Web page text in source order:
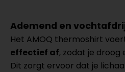
Ademend en
Het AMOQ thermoshirt
effectief af, zodat je
Dit zorgt ervoor dat je